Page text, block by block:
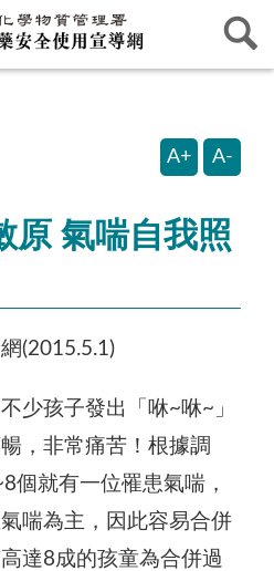
A+ A-
原 氣喘自我照
(2015.5.1)
少孩子發出「咻~咻~」
，非常痛苦！根據調
個就有一位罹患氣喘，
喘為主，因此容易合併
達8成的孩童為合併過